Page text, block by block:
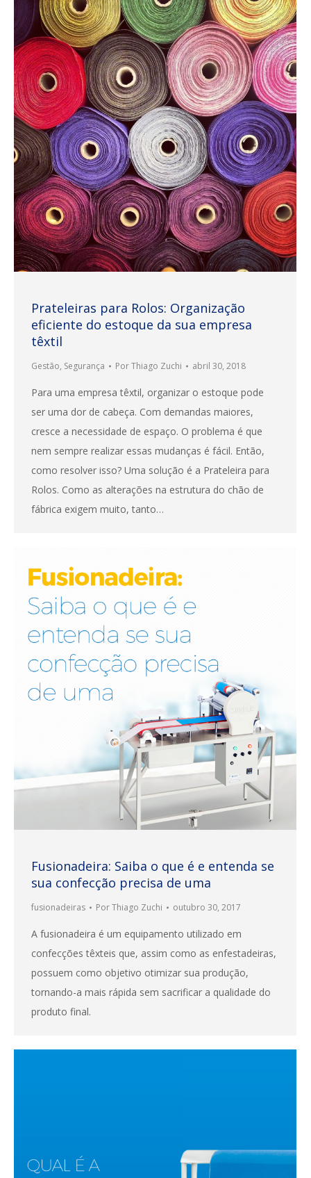
Prateleiras para Rolos: Organização
eficiente do estoque da sua empresa
têxtil
Gestão, Segurança PorThiago Zuchi abril 30, 2018
Para uma empresa têxtil, organizar o estoque pode
ser uma dor de cabeça. Com demandas maiores,
cresce a necessidade de espaço. O problema é que
nem sempre realizar essas mudanças é fácil. Então,
como resolver isso? Uma solução é a Prateleira para
Rolos. Como as alterações na estrutura do chão de
fábrica exigem muito, tanto…
Fusionadeira: Saiba o que é e entenda se
sua confecção precisa de uma
fusionadeiras PorThiago Zuchi outubro 30, 2017
A fusionadeira é um equipamento utilizado em
confecções têxteis que, assim como as enfestadeiras,
possuem como objetivo otimizar sua produção,
tornando-a mais rápida sem sacrificar a qualidade do
produto final.